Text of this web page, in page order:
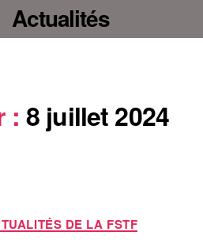
Actualités
: 8 juillet 2024
DE LA FSTF